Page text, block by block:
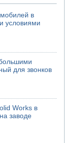
в
условиями
для звонков
Works в
заводе